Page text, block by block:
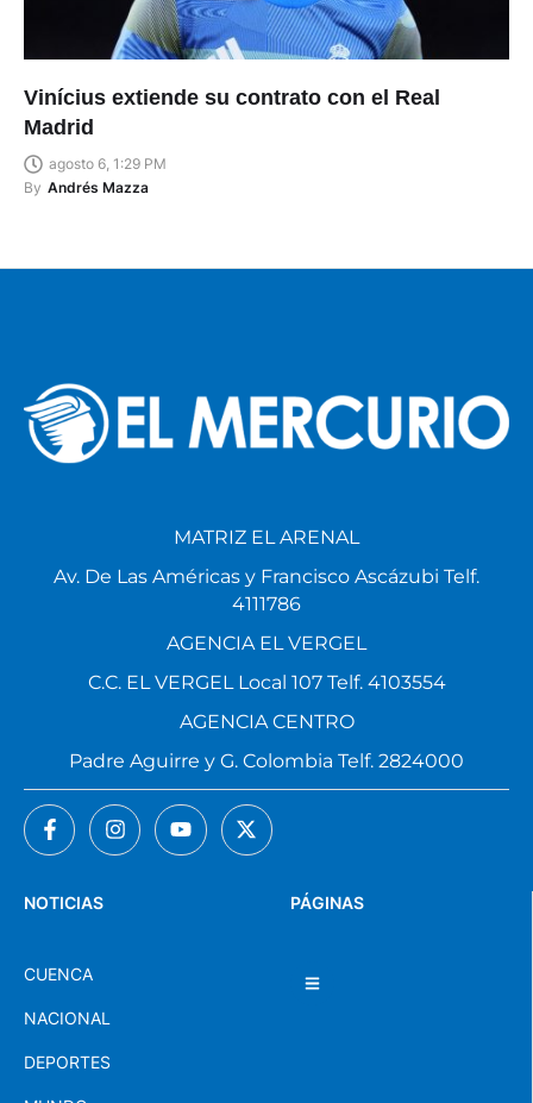
Vinícius extiende su contrato con el Real
Madrid
agosto 6, 1:29 PM
By Andrés Mazza
PÁGINAS
NOTICIAS
CUENCA
NACIONAL
DEPORTES
MATRIZ EL ARENAL
Av. De Las Américas y Francisco Ascázubi Telf.
4111786
AGENCIA EL VERGEL
C.C. EL VERGEL Local 107 Telf. 4103554
AGENCIA CENTRO
Padre Aguirre y G. Colombia Telf. 2824000